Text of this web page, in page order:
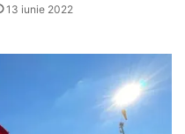
13 iunie 2022